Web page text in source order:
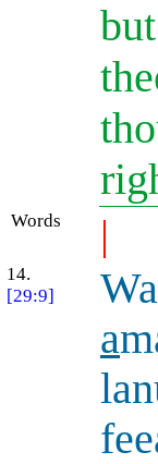
Words |
14.
[29:9]
Wa
a